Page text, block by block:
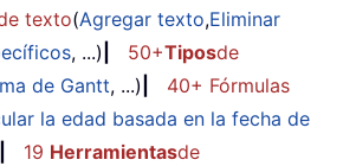
texto(Agregar texto,Eliminar
, ...) 50+Tiposde
de Gantt, ...)
40+ Fórmulas
la edad basada en la fecha de
19 Herramientasde